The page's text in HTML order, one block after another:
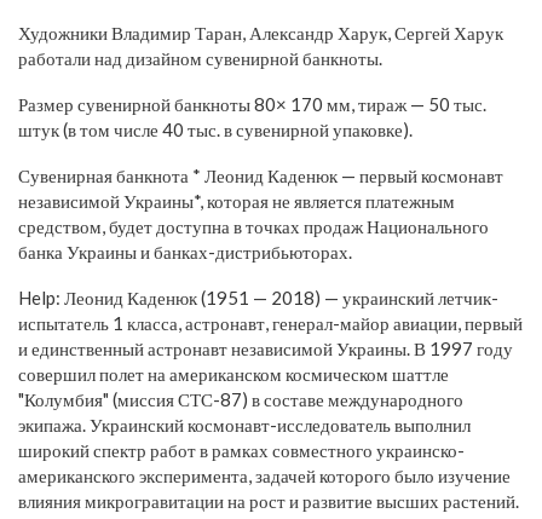
Художники Владимир Таран, Александр Харук, Сергей Харук
работали над дизайном сувенирной банкноты.
Размер сувенирной банкноты 80× 170 мм, тираж — 50 тыс.
штук (в том числе 40 тыс. в сувенирной упаковке).
Сувенирная банкнота * Леонид Каденюк — первый космонавт
независимой Украины*, которая не является платежным
средством, будет доступна в точках продаж Национального
банка Украины и банках-дистрибьюторах.
Help: Леонид Каденюк (1951 — 2018) — украинский летчик-
испытатель 1 класса, астронавт, генерал-майор авиации, первый
и единственный астронавт независимой Украины. В 1997 году
совершил полет на американском космическом шаттле
"Колумбия" (миссия СТС-87) в составе международного
экипажа. Украинский космонавт-исследователь выполнил
широкий спектр работ в рамках совместного украинско-
американского эксперимента, задачей которого было изучение
влияния микрогравитации на рост и развитие высших растений.